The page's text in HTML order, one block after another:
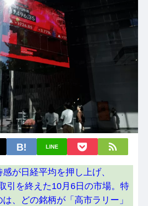
LINE
が日経平均を押し上げ、
引を終えた10月6日の市場。特
、どの銘柄が「高市ラリー」